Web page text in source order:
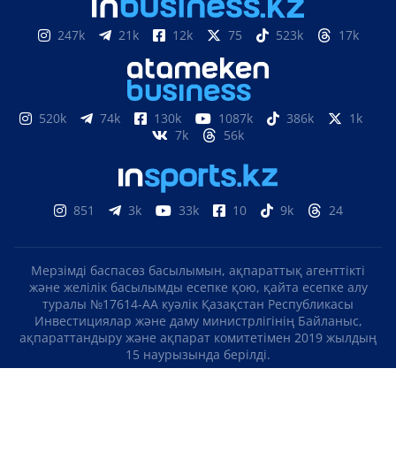
247k 21k 12k 75 523k 17k
520k 74k 130k 1087k 386k
1k
7k
56k
851 3k 33k 10 9k 24
Мерзімді баспасөз басылымын, ақпараттық агенттікті
және желілік басылымды есепке қою, қайта есепке алу
туралы №17614-АА куәлік Қазақстан Республикасы
Инвестициялар және даму министрлігінің Байланыс,
ақпараттандыру және ақпарат комитетімен 2019 жылдың
15 наурызында берілді.